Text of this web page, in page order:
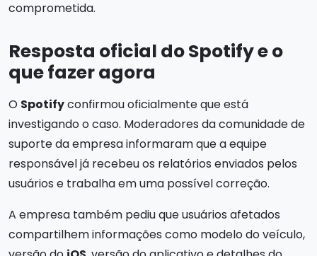
comprometida.
Resposta oficial do Spotify e o
que fazer agora
O Spotifyconfirmou oficialmente que está
investigando o caso. Moderadores da comunidade de
suporte da empresa informaram que a equipe
responsável já recebeu os relatórios enviados pelos
usuários e trabalha em uma possível correção.
A empresa também pediu que usuários afetados
compartilhem informações como modelo do veículo,